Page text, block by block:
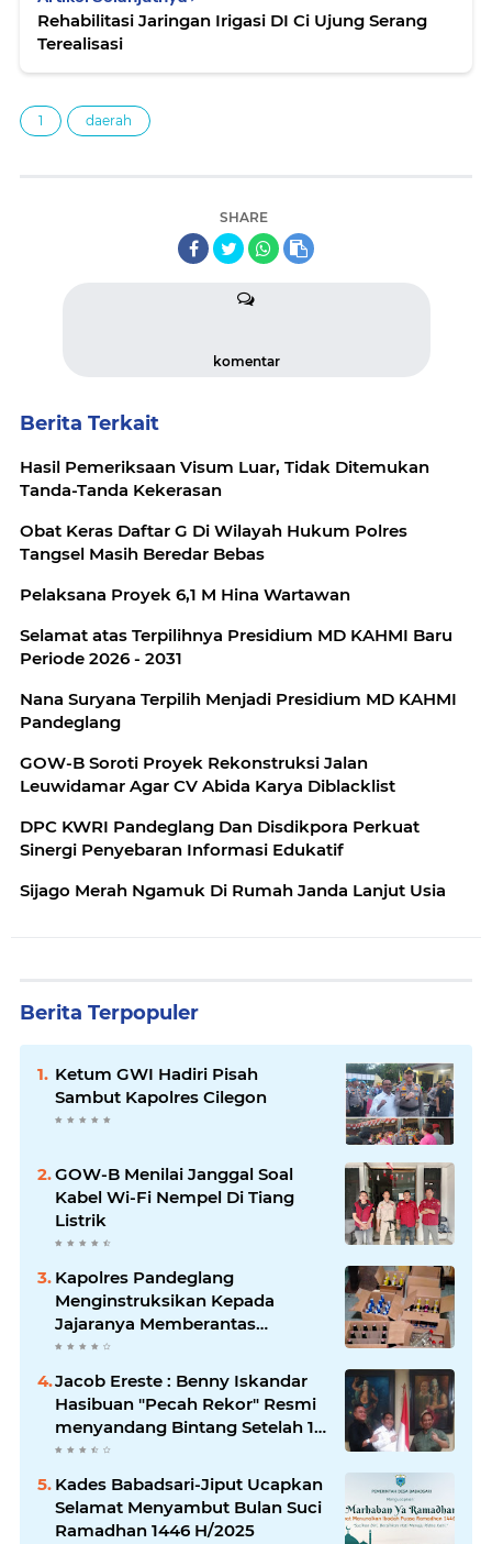
Rehabilitasi Jaringan Irigasi DI Ci Ujung Serang
Terealisasi
1 daerah
SHARE
komentar
Berita Terkait
Hasil Pemeriksaan Visum Luar, Tidak Ditemukan
Tanda-Tanda Kekerasan
Obat Keras Daftar G Di Wilayah Hukum Polres
Tangsel Masih Beredar Bebas
Pelaksana Proyek 6,1 M Hina Wartawan
Selamat atas Terpilihnya Presidium MD KAHMI Baru
Periode 2026 - 2031
Nana Suryana Terpilih Menjadi Presidium MD KAHMI
Pandeglang
GOW-B Soroti Proyek Rekonstruksi Jalan
Leuwidamar Agar CV Abida Karya Diblacklist
DPC KWRI Pandeglang Dan Disdikpora Perkuat
Sinergi Penyebaran Informasi Edukatif
Sijago Merah Ngamuk Di Rumah Janda Lanjut Usia
Berita Terpopuler
Ketum GWI Hadiri Pisah
Sambut Kapolres Cilegon
GOW-B Menilai Janggal Soal
Kabel Wi-Fi Nempel Di Tiang
Listrik
Kapolres Pandeglang
Menginstruksikan Kepada
Jajaranya Memberantas
Peredaran Miras
Jacob Ereste : Benny Iskandar
Hasibuan "Pecah Rekor" Resmi
menyandang Bintang Setelah 14
Tahun Ngejokrok Berpangjat
Kombes
Kades Babadsari-Jiput Ucapkan
Selamat Menyambut Bulan Suci
Ramadhan 1446 H/2025